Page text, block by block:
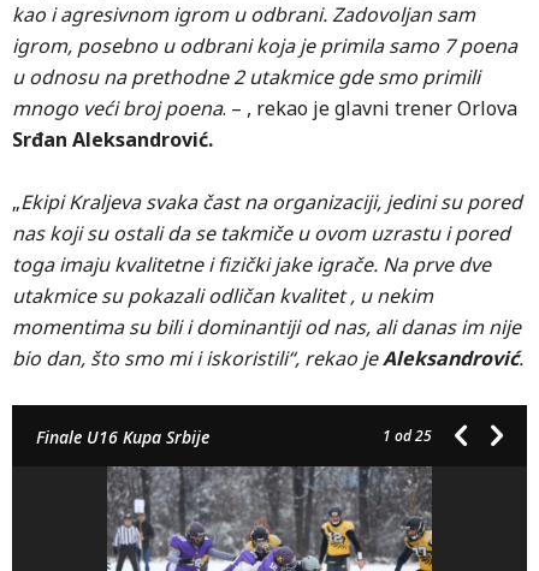
kao i agresivnom igrom u odbrani. Zadovoljan sam
igrom, posebno u odbrani koja je primila samo 7 poena
u odnosu na prethodne 2 utakmice gde smo primili
mnogo veći broj poena. – , rekao je glavni trener Orlova
Srđan Aleksandrović.
„Ekipi Kraljeva svaka čast na organizaciji, jedini su pored
nas koji su ostali da se takmiče u ovom uzrastu i pored
toga imaju kvalitetne i fizički jake igrače. Na prve dve
utakmice su pokazali odličan kvalitet , u nekim
momentima su bili i dominantiji od nas, ali danas im nije
bio dan, što smo mi i iskoristili“, rekao jeAleksandrović.
Finale U16 Kupa Srbije 1 od 25